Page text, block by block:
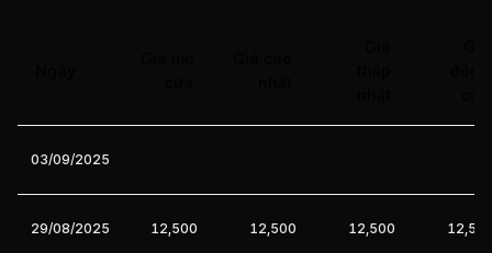
03/09/2025
29/08/2025 12,500 12,500 12,500